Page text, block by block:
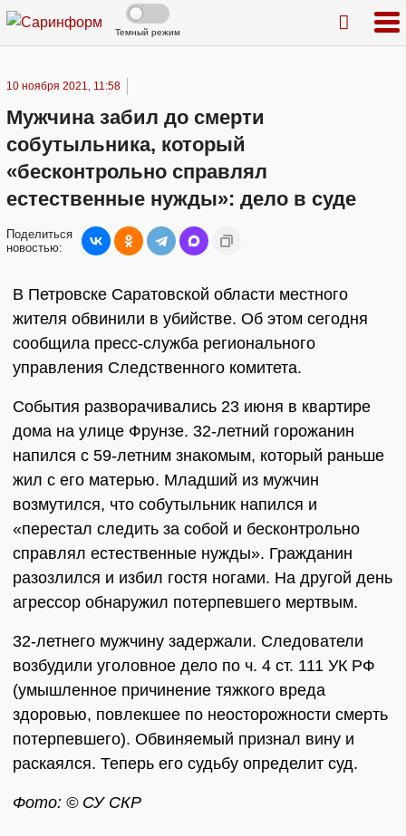
Темный режим
10 ноября 2021, 11:58
Мужчина забил до смерти
собутыльника, который
«бесконтрольно справлял
естественные нужды»: дело в суде
Поделиться
новостью:
В Петровске Саратовской области местного
жителя обвинили в убийстве. Об этом сегодня
сообщила пресс-служба регионального
управления Следственного комитета.
События разворачивались 23 июня в квартире
дома на улице Фрунзе. 32-летний горожанин
напился с 59-летним знакомым, который раньше
жил с его матерью. Младший из мужчин
возмутился, что собутыльник напился и
«перестал следить за собой и бесконтрольно
справлял естественные нужды». Гражданин
разозлился и избил гостя ногами. На другой день
агрессор обнаружил потерпевшего мертвым.
32-летнего мужчину задержали. Следователи
возбудили уголовное дело по ч. 4 ст. 111 УК РФ
(умышленное причинение тяжкого вреда
здоровью, повлекшее по неосторожности смерть
потерпевшего). Обвиняемый признал вину и
раскаялся. Теперь его судьбу определит суд.
Фото: © СУ СКР